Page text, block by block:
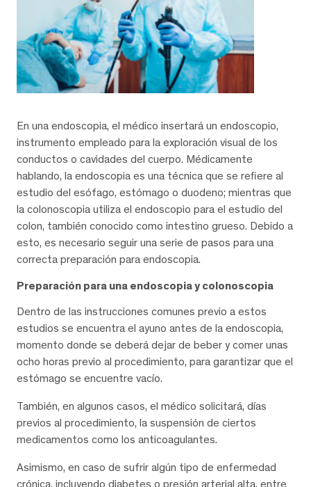
En una endoscopia, el médico insertará un endoscopio,
instrumento empleado para la exploración visual de los
conductos o cavidades del cuerpo. Médicamente
hablando, la endoscopia es una técnica que se refiere al
estudio del esófago, estómago o duodeno; mientras que
la colonoscopia utiliza el endoscopio para el estudio del
colon, también conocido como intestino grueso. Debido a
esto, es necesario seguir una serie de pasos para una
correcta preparación para endoscopia.
Preparación para una endoscopia y colonoscopia
Dentro de las instrucciones comunes previo a estos
estudios se encuentra el ayuno antes de la endoscopia,
momento donde se deberá dejar de beber y comer unas
ocho horas previo al procedimiento, para garantizar que el
estómago se encuentre vacío.
También, en algunos casos, el médico solicitará, días
previos al procedimiento, la suspensión de ciertos
medicamentos como los anticoagulantes.
Asimismo, en caso de sufrir algún tipo de enfermedad
crónica, incluyendo diabetes o presión arterial alta, entre